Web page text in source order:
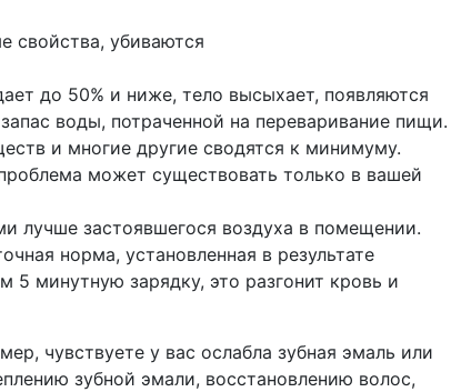
свойства, убиваются
до 50% и ниже, тело высыхает, появляются
воды, потраченной на переваривание пищи.
и многие другие сводятся к минимуму.
может существовать только в вашей
лучше застоявшегося воздуха в помещении.
норма, установленная в результате
минутную зарядку, это разгонит кровь и
чувствуете у вас ослабла зубная эмаль или
зубной эмали, восстановлению волос,